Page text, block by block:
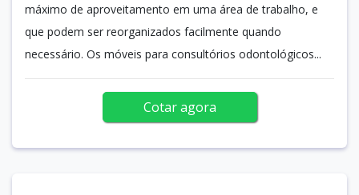
máximo de aproveitamento em uma área de trabalho, e
que podem ser reorganizados facilmente quando
necessário. Os móveis para consultórios odontológicos...
Cotar agora